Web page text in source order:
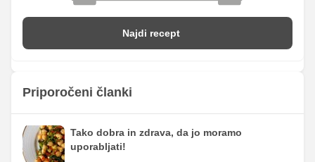
Najdi recept
Priporočeni članki
Tako dobra in zdrava, da jo moramo
uporabljati!